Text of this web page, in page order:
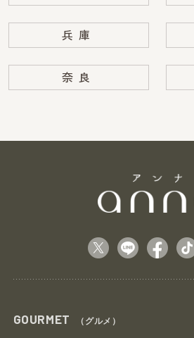
兵庫
奈良
GOURMET （グルメ）